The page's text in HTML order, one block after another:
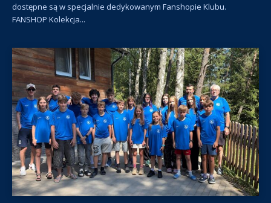
dostępne są w specjalnie dedykowanym Fanshopie Klubu.
FANSHOP Kolekcja...